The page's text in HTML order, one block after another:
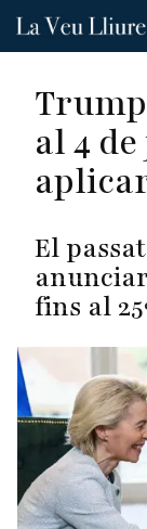
Vés
al 4
El
fins al